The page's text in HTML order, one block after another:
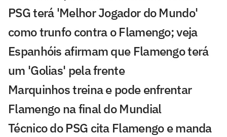
PSG terá 'Melhor Jogador do Mundo'
como trunfo contra o Flamengo; veja
Espanhóis afirmam que Flamengo terá
um 'Golias' pela frente
Marquinhos treina e pode enfrentar
Flamengo na final do Mundial
Técnico do PSG cita Flamengo e manda